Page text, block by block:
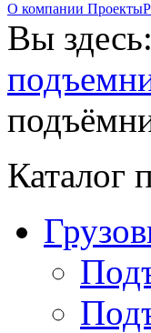
О компании Проекты
Вы здесь:
Каталог